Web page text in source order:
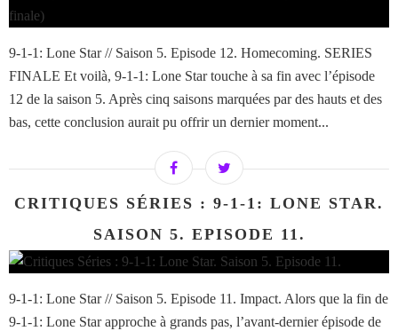
9-1-1: Lone Star // Saison 5. Episode 12. Homecoming. SERIES
FINALE Et voilà, 9-1-1: Lone Star touche à sa fin avec l’épisode
12 de la saison 5. Après cinq saisons marquées par des hauts et des
bas, cette conclusion aurait pu offrir un dernier moment...
CRITIQUES SÉRIES : 9-1-1: LONE STAR.
SAISON 5. EPISODE 11.
9-1-1: Lone Star // Saison 5. Episode 11. Impact. Alors que la fin de
9-1-1: Lone Star approche à grands pas, l’avant-dernier épisode de